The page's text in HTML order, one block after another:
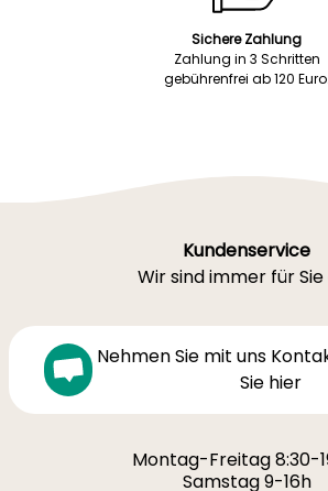
Sichere Zahlung
Zahlung in 3 Schritten
gebührenfrei ab 120 Euro.
Kundenservice
Wir sind immer für Sie
Nehmen Sie mit uns
Sie hier
Montag-Freitag 8:30-
Samstag 9-16h